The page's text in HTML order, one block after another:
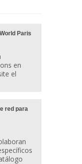
Paris
en
el
red para